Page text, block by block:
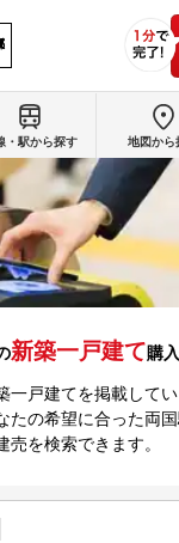
新築一戸建て購
一戸建てを掲載してい
たの希望に合った両
を検索できます。
・駅から探す 地図から